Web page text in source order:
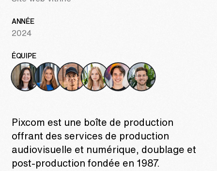
ANNÉE
2024
ÉQUIPE
Pixcom est une boîte de production
offrant des services de production
audiovisuelle et numérique, doublage et
post-production fondée en 1987.